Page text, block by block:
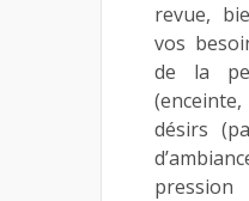
revue,
vos
de la
désirs
pression